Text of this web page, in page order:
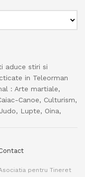
aduce stiri si
in Teleorman
: Arte martiale,
Canoe, Culturism,
Lupte, Oina,
pentru Tineret